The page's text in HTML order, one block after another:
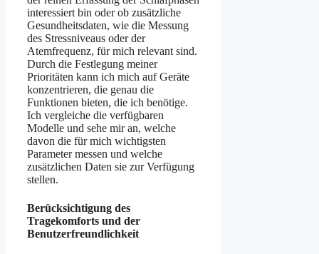
interessiert bin oder ob zusätzliche
Gesundheitsdaten, wie die Messung
des Stressniveaus oder der
Atemfrequenz, für mich relevant sind.
Durch die Festlegung meiner
Prioritäten kann ich mich auf Geräte
konzentrieren, die genau die
Funktionen bieten, die ich benötige.
Ich vergleiche die verfügbaren
Modelle und sehe mir an, welche
davon die für mich wichtigsten
Parameter messen und welche
zusätzlichen Daten sie zur Verfügung
stellen.
Berücksichtigung des
Tragekomforts und der
Benutzerfreundlichkeit